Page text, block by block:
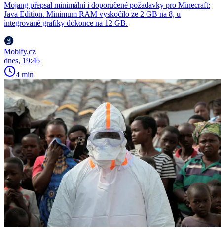
Mojang přepsal minimální i doporučené požadavky pro Minecraft:
Java Edition. Minimum RAM vyskočilo ze 2 GB na 8, u
integrované grafiky dokonce na 12 GB.
Mobify.cz
dnes, 19:46
4 min